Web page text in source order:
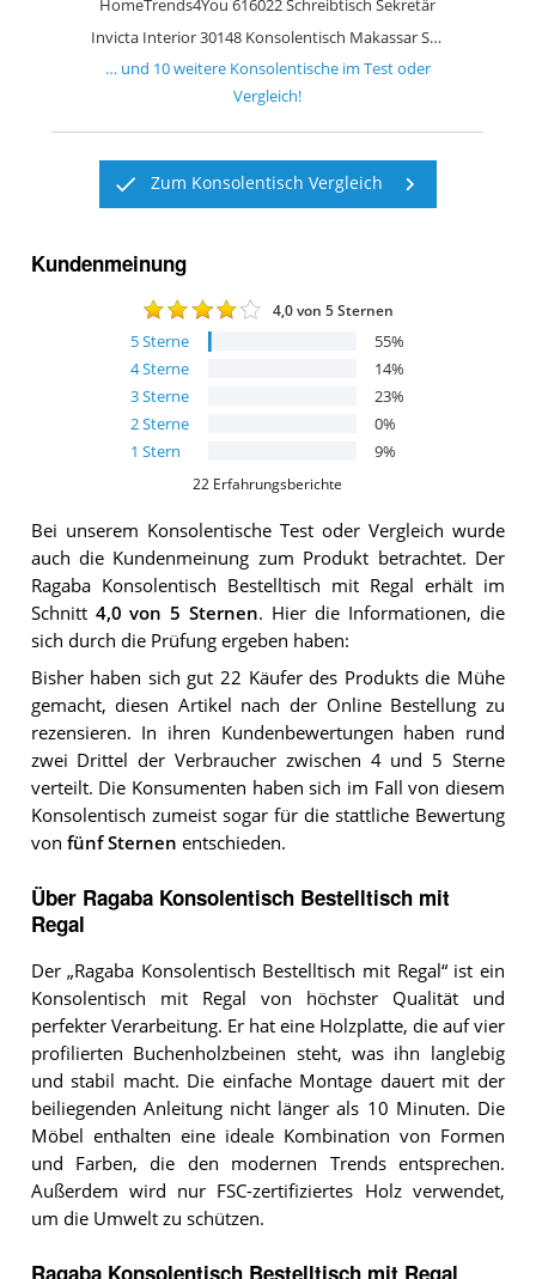
HomeTrends4You 616022 Schreibtisch Sekretär
Invicta Interior 30148 Konsolentisch Makassar Sheesham stone 100cm
… und 10weitere Konsolentischeim Test oder
Vergleich!
Zum Konsolentisch Vergleich
Kundenmeinung
4,0von 5 Sternen
5Sterne 55%
4Sterne 14%
3Sterne 23%
2Sterne 0%
1 Stern 9%
22 Erfahrungsberichte
Bei unserem KonsolentischeTest oder Vergleich wurde
auch die Kundenmeinung zum Produkt betrachtet. Der
Ragaba Konsolentisch Bestelltisch mit Regal erhält im
Schnitt 4,0 von 5 Sternen. Hier die Informationen, die
sich durch die Prüfung ergeben haben:
Bisher haben sich gut 22 Käufer des Produkts die Mühe
gemacht, diesen Artikel nach der Online Bestellung zu
rezensieren. In ihren Kundenbewertungen haben rund
zwei Drittel der Verbraucher zwischen 4 und 5 Sterne
verteilt. Die Konsumenten haben sich im Fall von diesem
Konsolentisch zumeist sogar für die stattliche Bewertung
von fünf Sternen entschieden.
Über Ragaba Konsolentisch Bestelltisch mit
Regal
Der „Ragaba Konsolentisch Bestelltisch mit Regal“ ist ein
Konsolentisch mit Regal von höchster Qualität und
perfekter Verarbeitung. Er hat eine Holzplatte, die auf vier
profilierten Buchenholzbeinen steht, was ihn langlebig
und stabil macht. Die einfache Montage dauert mit der
beiliegenden Anleitung nicht länger als 10 Minuten. Die
Möbel enthalten eine ideale Kombination von Formen
und Farben, die den modernen Trends entsprechen.
Außerdem wird nur FSC-zertifiziertes Holz verwendet,
um die Umwelt zu schützen.
Ragaba Konsolentisch Bestelltisch mit Regal